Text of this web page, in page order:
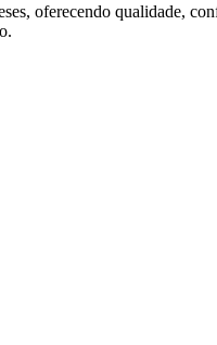
oferecendo qualidade,